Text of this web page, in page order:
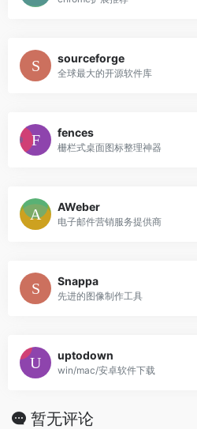
sourceforge
全球最大的开源软件库
fences
栅栏式桌面图标整理神器
AWeber
电子邮件营销服务提供商
Snappa
先进的图像制作工具
uptodown
win/mac/安卓软件下载
暂无评论